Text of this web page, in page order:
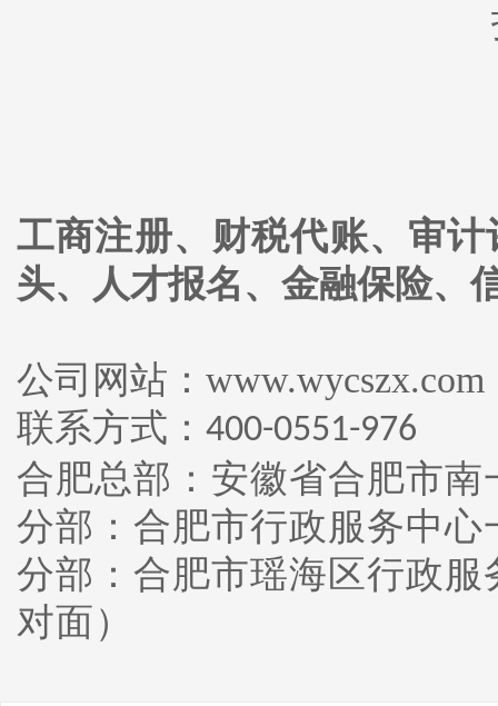
工商注册、财税代账、审
头、人才报名、金融保险、
公司网站：www.wycszx.com
联系方式： 400-0551-976
合肥总部：安徽省合肥市
分部：合肥市行政服务中
分部：合肥市瑶海区行政
对面）